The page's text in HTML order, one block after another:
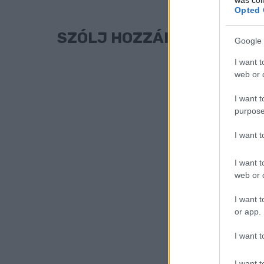
Opted
Google
I want
web or
I want
I want
I want
web or
I want
or app.
I want
SZÓLJ HOZZÁ!